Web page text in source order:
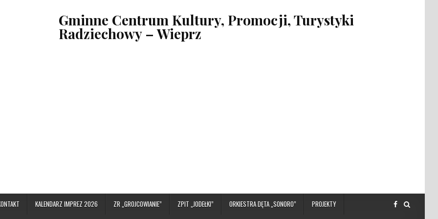
Gminne Centrum Kultury, Promocji, Turystyki
Radziechowy – Wieprz
KALENDARZ IMPREZ 2026 ZR „GROJCOWIANIE” ZPIT „JODEŁKI” ORKIESTRA DĘTA „SONORO” PROJEKTY